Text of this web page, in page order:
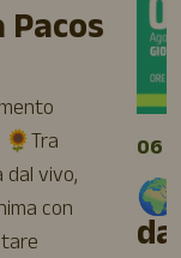
🌻Tra
dal vivo,
con
06